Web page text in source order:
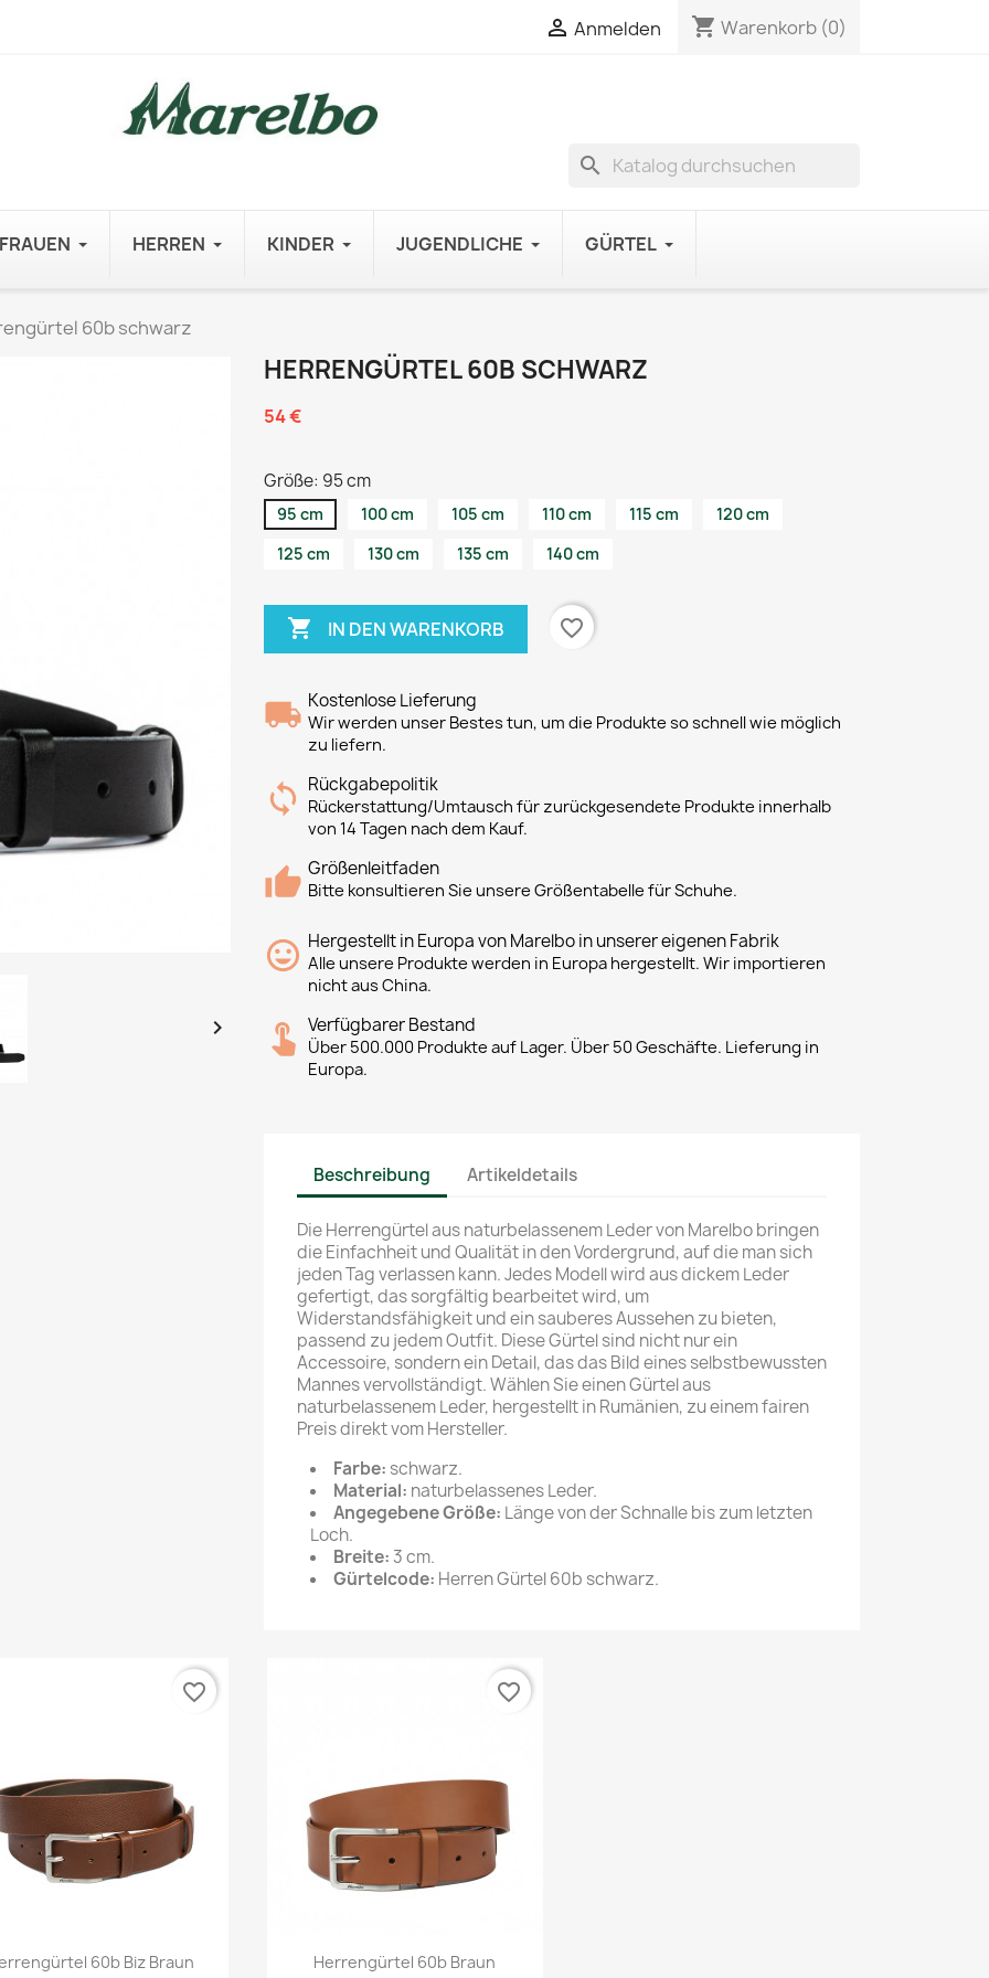
 Anmelden shopping_cart Warenkorb (0)
search
FRAUEN HERREN KINDER JUGENDLICHE GÜRTEL
60b schwarz

HERRENGÜRTEL 60B SCHWARZ
54 €
Größe: 95 cm
95 cm 100 cm 105 cm 110 cm 115 cm
120 cm
125 cm
130 cm 135 cm 140 cm
 IN DEN WARENKORB favorite_border
Kostenlose Lieferung
Wir werden unser Bestes tun, um die Produkte so schnell wie möglich
zu liefern.
Rückgabepolitik
Rückerstattung/Umtausch für zurückgesendete Produkte innerhalb
von 14 Tagen nach dem Kauf.
Größenleitfaden
Bitte konsultieren Sie unsere Größentabelle für Schuhe.
Hergestellt in Europa von Marelbo in unserer eigenen Fabrik
Alle unsere Produkte werden in Europa hergestellt. Wir importieren
nicht aus China.
Verfügbarer Bestand
Über 500.000 Produkte auf Lager. Über 50 Geschäfte. Lieferung in
Europa.
Beschreibung Artikeldetails
Die Herrengürtel aus naturbelassenem Leder von Marelbo bringen
die Einfachheit und Qualität in den Vordergrund, auf die man sich
jeden Tag verlassen kann. Jedes Modell wird aus dickem Leder
gefertigt, das sorgfältig bearbeitet wird, um
Widerstandsfähigkeit und ein sauberes Aussehen zu bieten,
passend zu jedem Outfit. Diese Gürtel sind nicht nur ein
Accessoire, sondern ein Detail, das das Bild eines selbstbewussten
Mannes vervollständigt. Wählen Sie einen Gürtel aus
naturbelassenem Leder, hergestellt in Rumänien, zu einem fairen
Preis direkt vom Hersteller.
Farbe: schwarz.
Material: naturbelassenes Leder.
Angegebene Größe: Länge von der Schnalle bis zum letzten
Loch.
Breite:3 cm.
Gürtelcode: Herren Gürtel 60b schwarz.
Vorschau
60b Biz Braun
favorite_border
Vorschau
Herrengürtel 60b Braun
favorite_border